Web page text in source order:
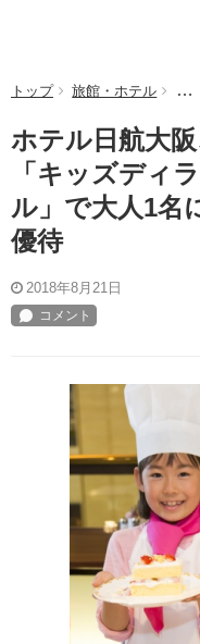
トップ 旅館・ホテル ホ
ホテル日航大
「キッズディ
ル」で大人1名
優待
2018年8月21日